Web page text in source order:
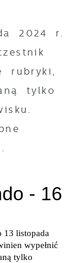
2024 r.
rubryki,
tylko